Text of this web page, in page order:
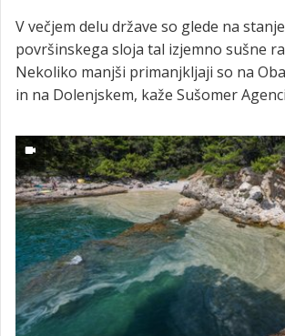
V večjem delu države so glede na
površinskega sloja tal izjemno sušne
Nekoliko manjši primanjkljaji so na
in na Dolenjskem, kaže Sušomer
prihodnjih dneh in nekoliko nižje